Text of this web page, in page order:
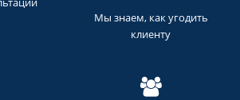
Мы знаем, как угодить
клиенту